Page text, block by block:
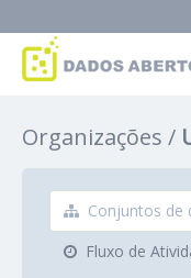
Grupos
Sobre
Organizações
Conjuntos de
Fluxo de